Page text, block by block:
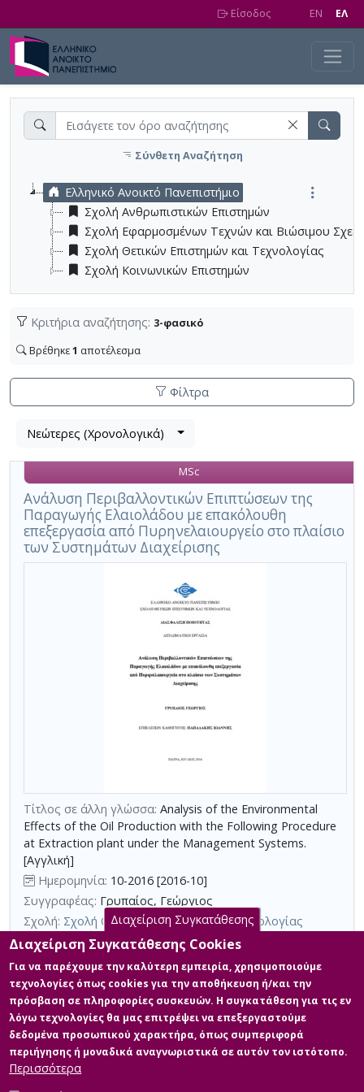
Είσοδος EN EΛ
Σύνθετη Αναζήτηση
Ελληνικό Ανοικτό Πανεπιστήμιο
Σχολή Ανθρωπιστικών Επιστημών
Σχολή Εφαρμοσμένων Τεχνών και Βιώσιμου
Σχολή Θετικών Επιστημών και Τεχνολογίας
Σχολή Κοινωνικών Επιστημών
Κριτήρια αναζήτησης: 3-φασικό
Βρέθηκε1 αποτέλεσμα
Φίλτρα
Βρέθηκε
αποτέλεσμα
,
σύνολο
σελίδων
1.
κριτηρίων
αναζήτησης
Λίστα
τα
αποτελέσματα
αναζήτησης:
Νεώτερες (Χρονολογικά)
Ανάλυση Περιβαλλοντικών Επιπτώσεων της
Παραγωγής Ελαιολάδου με επακόλουθη
επεξεργασία από Πυρηνελαιουργείο στο πλαίσιο
των Συστημάτων Διαχείρισης
MSc
Τίτλος σε άλλη γλώσσα: Analysis of the Εnvironmental
Εffects of the Οil Production with the Following Procedure
at Extraction plant under the Management Systems.
[Αγγλική]
Ημερομηνία: 10-2016 [2016-10]
Συγγραφέας: Γρυπαίος, Γεώργιος
Σχολή: Σχολή Θετικών Επιστημών και Τεχνολογίας
Τμήμα: Διαχείριση και Τεχνολογία Ποιότητας (ΔΙΠ)
Περίληψη (Abstract):
Η παρούσα εργασία έχει ως αντικείμενο την
αποτύπωση της υφιστάμενης κατάστασης και των διαθέσιμων
μεθόδων σχετικά με τη διαχείριση και την αξιοποίηση των
αποβλήτων ελαιοτριβείων. Πραγματοποιείται ανασκόπηση των
βασικών περιβαλλοντικών πλευρών και επιπτώσεων από τις
διεργασίες παραγωγής ελαιολάδου, καθώς και από την
μετέπειτα επεξεργασία των παραπροϊόντων που προκύπτουν
από αυτές τις διεργασίες απ...
Διαχείριση Συγκατάθεσης
Διαχείριση Συγκατάθεσης Cookies
Για να παρέχουμε την καλύτερη εμπειρία, χρησιμοποιούμε
τεχνολογίες όπως cookies για την αποθήκευση ή/και την
πρόσβαση σε πληροφορίες συσκευών. Η συγκατάθεση για τις εν
λόγω τεχνολογίες θα μας επιτρέψει να επεξεργαστούμε
δεδομένα προσωπικού χαρακτήρα, όπως συμπεριφορά
περιήγησης ή μοναδικά αναγνωριστικά σε αυτόν τον ιστότοπο.
Περισσότερα